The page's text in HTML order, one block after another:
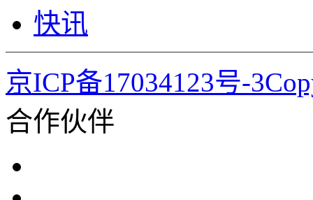
快讯
京ICP备17034123号-
合作伙伴